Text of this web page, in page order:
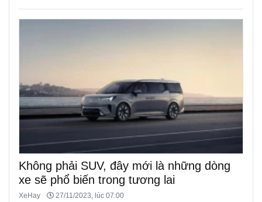
Không phải SUV, đây mới là những dòng
xe sẽ phổ biến trong tương lai
XeHay 27/11/2023, lúc 07:00